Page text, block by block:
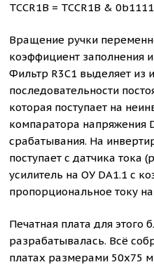
TCCR1B = TCCR1B &
Вращение ручки
коэффициент заполнения
Фильтр R3C1 выделяет из
последовательности
которая поступает на
компаратора напряжения
срабатывания. На
поступает с датчика тока
усилитель на ОУ DA1.1 с
пропорциональное току
Печатная плата для этого
разрабатывалась. Всё
платах размерами 50x75